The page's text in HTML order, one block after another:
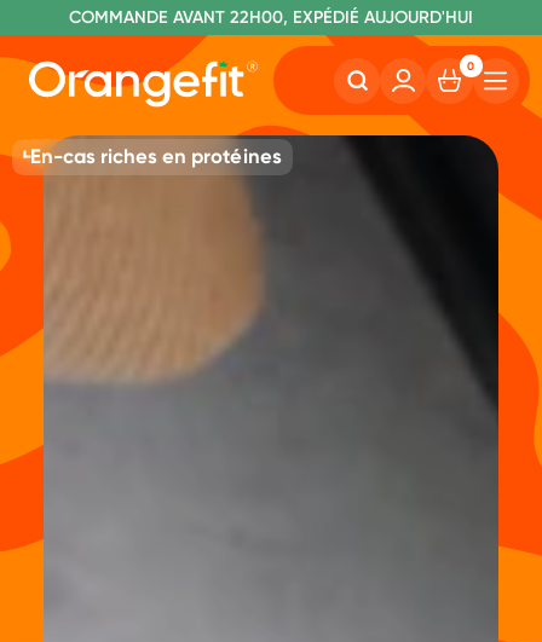
SANS LACTOSE ET SUCRALOSE
COMMANDE AVANT 22H00, EXPÉDIÉ AUJOURD'HUI
LIVRAISON GRATUITE À PARTIR DE 60€
0
En-cas riches en protéines